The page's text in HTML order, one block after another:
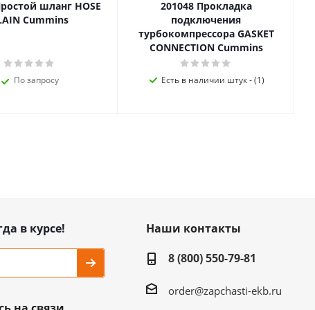
шланг HOSE
Cummins
По запросу
201048 Прокладка
подключения
турбокомпрессора GASKET
CONNECTION Cummins
Есть в наличии штук - (1)
в курсе!
Наши контакты
8 (800) 550-79-81
order@zapchasti-ekb.ru